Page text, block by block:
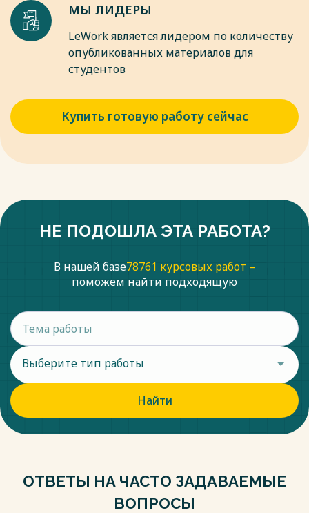
МЫ ЛИДЕРЫ
LeWork является лидером по количеству
опубликованных материалов для
студентов
Купить готовую работу сейчас
НЕ ПОДОШЛА ЭТА РАБОТА?
В нашей базе78761 курсовых работ –
поможем найти подходящую
Выберите тип работы
Найти
ОТВЕТЫ НА ЧАСТО ЗАДАВАЕМЫЕ
ВОПРОСЫ